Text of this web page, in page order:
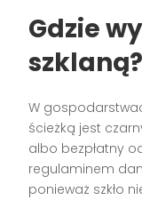
Gdzie
szklaną?
W
ścieżką jest
albo bezpłatny
regulaminem
ponieważ szkło